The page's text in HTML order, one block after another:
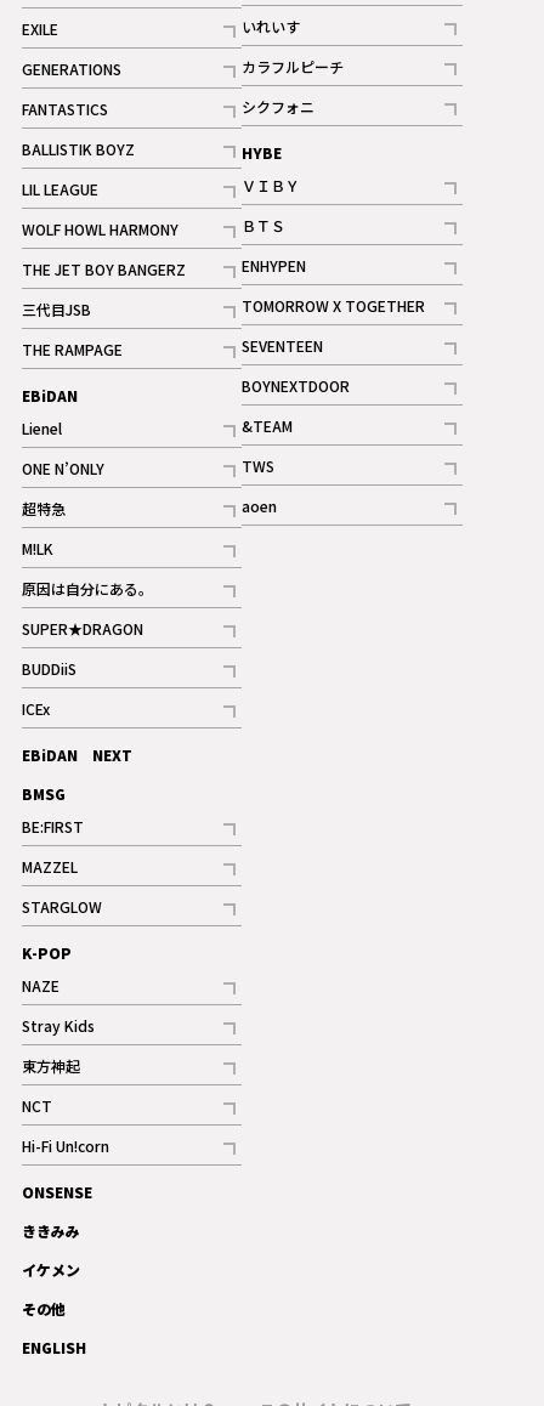
記事
EXILE
記事
GENERATIONS
記事
FANTASTICS
記事
BALLISTIK BOYZ
記事
LIL LEAGUE
記事
WOLF HOWL HARMONY
記事
THE JET BOY BANGERZ
記事
三代目JSB
記事
THE RAMPAGE
記事
ギャラリー
EBiDAN
Lienel
記事
ONE N’ONLY
記事
超特急
記事
M!LK
記事
原因は自分にある。
記事
SUPER★DRAGON
記事
BUDDiiS
記事
ICEx
記事
EBiDAN NEXT
BMSG
BE:FIRST
記事
ギャラリー
MAZZEL
記事
ギャラリー
STARGLOW
記事
記事
ギャラリー
いれいす
記事
ギャラリー
カラフルピーチ
記事
シクフォニ
記事
HYBE
ＶＩＢＹ
記事
ＢＴＳ
記事
ENHYPEN
記事
TOMORROW X TOGETHER
記事
ギャラリー
SEVENTEEN
記事
BOYNEXTDOOR
記事
&TEAM
記事
TWS
記事
aoen
記事
K-POP
NAZE
記事
Stray Kids
記事
東方神起
記事
NCT
記事
Hi-Fi Un!corn
記事
ギャラリー
ONSENSE
ききみみ
イケメン
その他
ENGLISH